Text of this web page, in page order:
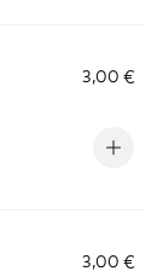
3,00 €
3,00 €